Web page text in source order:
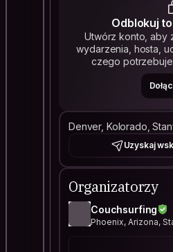
Odblokuj
Utwórz konto, aby
wydarzenia, hosta,
czego
Denver, Kolorado,
Uzyskaj
Organizatorzy
Couchsurfing
Phoenix, Arizona,